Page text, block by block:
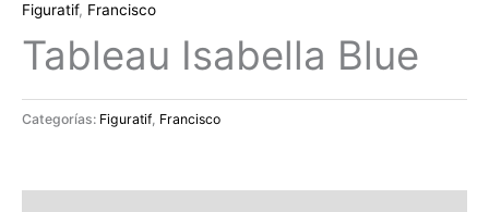
Figuratif, Francisco
Tableau Isabella Blue
Categorías: Figuratif Francisco